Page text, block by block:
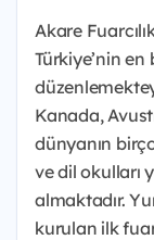
Akare
Türkiye’nin en
Kanada,
dünyanın
ve dil okulları
almaktadır.
kurulan ilk